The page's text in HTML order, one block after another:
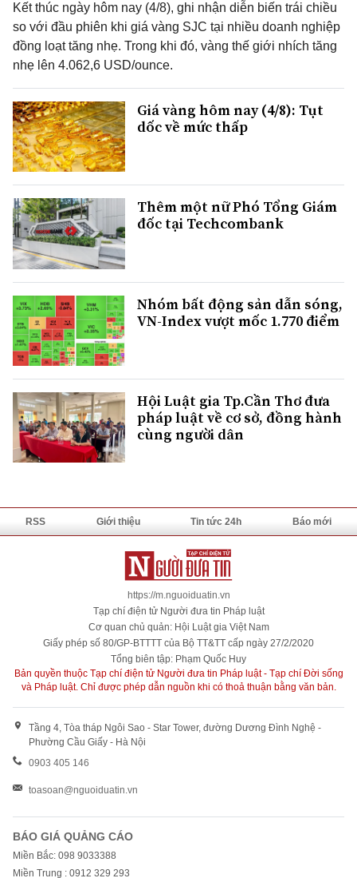
Kết thúc ngày hôm nay (4/8), ghi nhận diễn biến trái chiều
so với đầu phiên khi giá vàng SJC tại nhiều doanh nghiệp
đồng loạt tăng nhẹ. Trong khi đó, vàng thế giới nhích tăng
nhẹ lên 4.062,6 USD/ounce.
Giá vàng hôm nay (4/8): Tụt
dốc về mức thấp
Thêm một nữ Phó Tổng Giám
đốc tại Techcombank
Nhóm bất động sản dẫn sóng,
VN-Index vượt mốc 1.770 điểm
Hội Luật gia Tp.Cần Thơ đưa
pháp luật về cơ sở, đồng hành
cùng người dân
RSS Giới thiệu Tin tức 24h Báo mới
https://m.nguoiduatin.vn
Tạp chí điện tử Người đưa tin Pháp luật
Cơ quan chủ quản: Hội Luật gia Việt Nam
Giấy phép số 80/GP-BTTTT của Bộ TT&TT cấp ngày 27/2/2020
Tổng biên tập: Phạm Quốc Huy
Bản quyền thuộc Tạp chí điện tử Người đưa tin Pháp luật - Tạp chí Đời sống
và Pháp luật. Chỉ được phép dẫn nguồn khi có thoả thuận bằng văn bản.
Tầng 4, Tòa tháp Ngôi Sao - Star Tower, đường Dương Đình Nghệ -
Phường Cầu Giấy - Hà Nội
0903 405 146
toasoan@nguoiduatin.vn
BÁO GIÁ QUẢNG CÁO
Miền Bắc: 098 9033388
Miền Trung : 0912 329 293